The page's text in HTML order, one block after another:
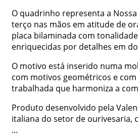
O quadrinho representa a
terço nas mãos em atitude de
placa bilaminada com
enriquecidas por detalhes em
O motivo está inserido numa
com motivos geométricos e
trabalhada que harmoniza a
Produto desenvolvido pela
italiana do setor de ourivesaria,
...